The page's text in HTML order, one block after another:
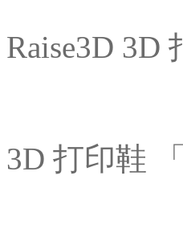
Raise3D 3D
3D 打印鞋